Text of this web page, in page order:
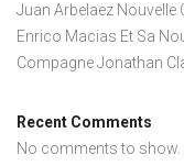
Juan Arbelaez Nouvelle
Enrico Macias Et Sa
Compagne Jonathan
Recent Comments
No comments to show.